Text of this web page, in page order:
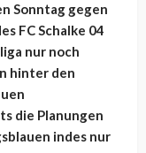
Sonntag gegen
FC Schalke 04
nur noch
hinter den
die Planungen
indes nur